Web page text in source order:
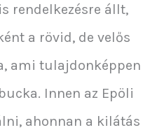
rendelkezésre állt,
a rövid, de velős
ami tulajdonképpen
Innen az Epöli
ahonnan a kilátás